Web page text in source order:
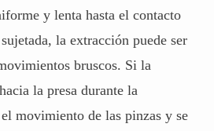
y lenta hasta el contacto
la extracción puede ser
bruscos. Si la
la presa durante la
movimiento de las pinzas y se